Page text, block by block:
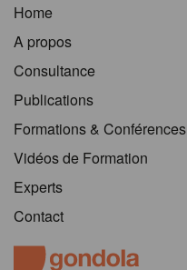
Home
A propos
Consultance
Publications
Formations & Conférences
Vidéos de Formation
Experts
Contact